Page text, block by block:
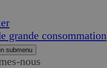
grande consommation
submenu
nous